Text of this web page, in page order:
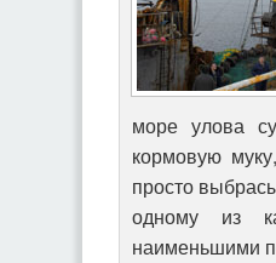
море улова
кормовую
просто
одному из
наименьшими